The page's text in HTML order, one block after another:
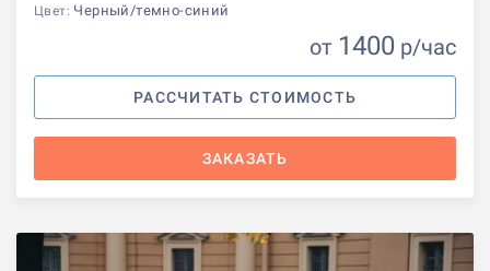
Цвет: Черный/темно-синий
от 1400 р/час
РАССЧИТАТЬ СТОИМОСТЬ
ЗАКАЗАТЬ